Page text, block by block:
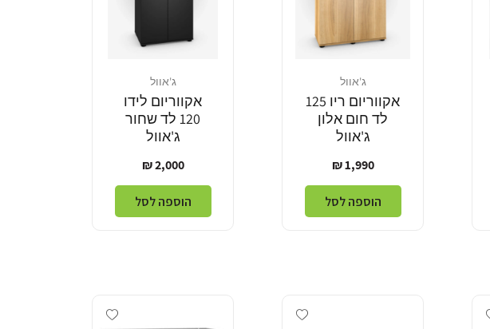
ג'אוול
אקווריום ריו 125
לד חום אלון
ג'אוול
מחיר
רגיל
1,990 ₪
הוספה לסל
ג'אוול
אקווריום לידו
120 לד שחור
ג'אוול
מחיר
רגיל
2,000 ₪
הוספה לסל
Add
Add wishlist
Add wishlist